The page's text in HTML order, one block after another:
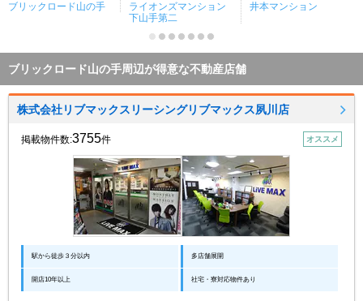
ブリックロード山の手
ライオンズマンション
下山手第二
井本マンション
ブリックロード山の手周辺が得意な不動産店舗
株式会社リブマックスリーシングリブマックス夙川店
掲載物件数:3755件 オススメ
駅から徒歩３分以内 多店舗展開
開店10年以上 社宅・寮対応物件あり